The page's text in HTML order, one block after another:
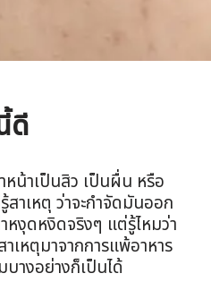
ดี
หน้าเป็นสิว เป็นผื่น หรือ
าเหตุ ว่าจะกำจัดมันออก
หงุดหงิดจริงๆ แต่รู้ไหมว่า
หตุมาจากการแพ้อาหาร
างอย่างก็เป็นได้